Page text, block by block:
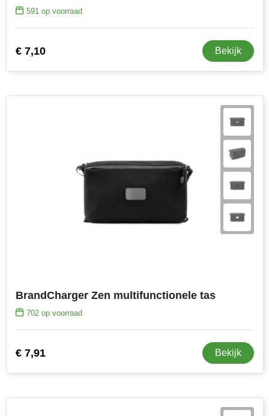
591op voorraad
€ 7,10 Bekijk
BrandCharger Zen multifunctionele tas
702op voorraad
€ 7,91 Bekijk